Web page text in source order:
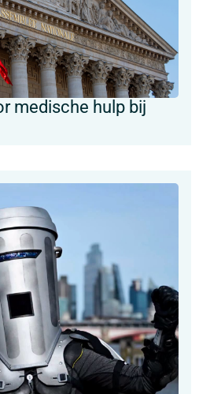
medische hulp bij